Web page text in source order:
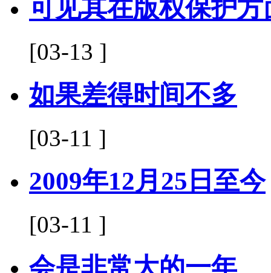
可见其在版权保护
[03-13 ]
如果差得时间不多
[03-11 ]
2009年12月25日至今
[03-11 ]
会是非常大的一年